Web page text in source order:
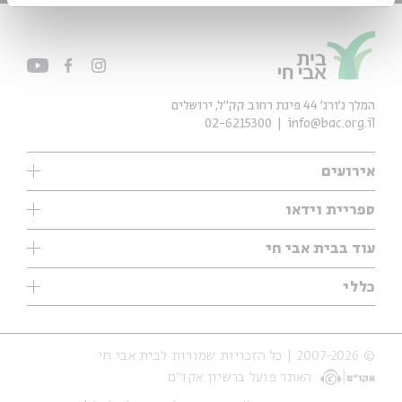
אירועים
עיון
אנגלית
נוער
סדרות
אירועי עבר
אירועים בירושלים
ספריית וידאו
ילדים
מוזיקה
עיון
מיוחדים
עוד בבית אבי חי
תערוכות
מיוחדים
כללי
אודות
הצהרת נגישות
תנאי שימוש והצהרת פרטיות
המלך ג'ורג' 44 פינת רחוב קק״ל, ירושלים
info@bac.org.il
02-6215300
© 2007-2026 | כל הזכויות שמורות לבית אבי חי
האתר פועל ברשיון אקו״ם